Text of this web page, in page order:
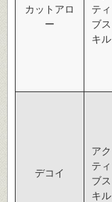
カットアロ
ー
ティ
ブス
キル
デコイ
アク
ティ
ブス
キル